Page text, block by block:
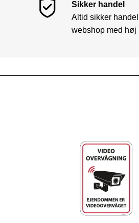
Sikker handel
Altid sikker
webshop med høj